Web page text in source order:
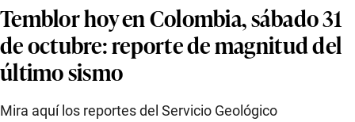
Temblor hoy en Colombia, sábado 31
de octubre: reporte de magnitud del
último sismo
Mira aquí los reportes del Servicio Geológico